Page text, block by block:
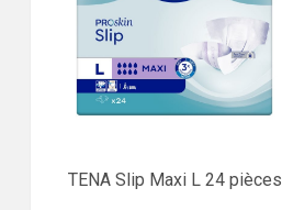
TENA Slip Maxi L 24 pièces